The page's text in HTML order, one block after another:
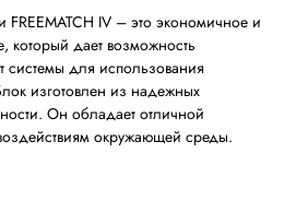
FREEMATCH IV – это экономичное и
дает возможность
системы для использования
изготовлен из надежных
Он обладает отличной
окружающей среды.